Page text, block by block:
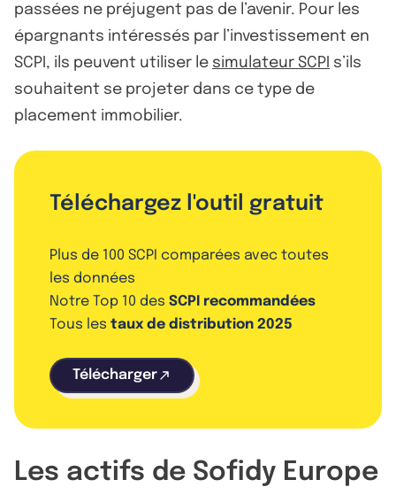
passées ne préjugent pas de l’avenir. Pour les
épargnants intéressés par l’investissement en
SCPI, ils peuvent utiliser le simulateur SCPI s’ils
souhaitent se projeter dans ce type de
placement immobilier.
Téléchargez l'outil gratuit
Plus de 100 SCPI comparées avec toutes
les données
Notre Top 10 des SCPI recommandées
Tous les taux de distribution 2025
Télécharger
Les actifs de Sofidy Europe